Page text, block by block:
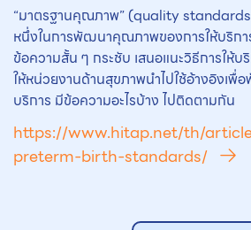
“มาตรฐานคุณภาพ” (quality
หนึ่งในการพัฒนาคุณภาพของการให้บริก
ข้อความสั้น ๆ กระชับ เสนอแนะวิธีการให้บ
ให้หน่วยงานด้านสุขภาพนำไปใช้อ้างอิงเ
บริการ มีข้อความอะไรบ้าง ไปติดตามกัน
https://www.hitap.net/th/
preterm-birth-standards/